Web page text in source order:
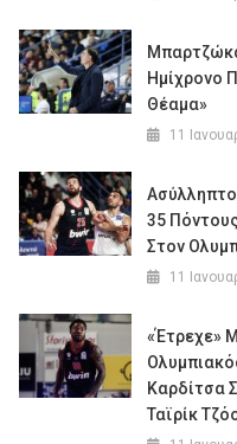
Ημίχρονο
Θέαμα»
11
35
Στον
11
«Έτρεχε»
Καρδίτσα
Ταϊρίκ